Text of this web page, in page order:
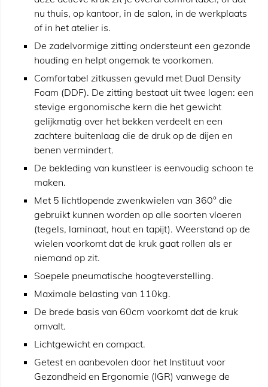
nu thuis, op kantoor, in de salon, in de werkplaats
of in het atelier is.
De zadelvormige zitting ondersteunt een gezonde
houding en helpt ongemak te voorkomen.
Comfortabel zitkussen gevuld met Dual Density
Foam (DDF). De zitting bestaat uit twee lagen: een
stevige ergonomische kern die het gewicht
gelijkmatig over het bekken verdeelt en een
zachtere buitenlaag die de druk op de dijen en
benen vermindert.
De bekleding van kunstleer is eenvoudig schoon te
maken.
Met 5 lichtlopende zwenkwielen van 360° die
gebruikt kunnen worden op alle soorten vloeren
(tegels, laminaat, hout en tapijt). Weerstand op de
wielen voorkomt dat de kruk gaat rollen als er
niemand op zit.
Soepele pneumatische hoogteverstelling.
Maximale belasting van 110kg.
De brede basis van 60cm voorkomt dat de kruk
omvalt.
Lichtgewicht en compact.
Getest en aanbevolen door het Instituut voor
Gezondheid en Ergonomie (IGR) vanwege de